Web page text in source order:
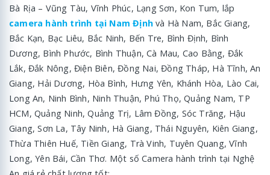
Bà Rịa – Vũng Tàu, Vĩnh Phúc, Lạng Sơn, Kon Tum, lắp
camera hành trình tại Nam Định và Hà Nam, Bắc Giang,
Bắc Kạn, Bạc Liêu, Bắc Ninh, Bến Tre, Bình Định, Bình
Dương, Bình Phước, Bình Thuận, Cà Mau, Cao Bằng, Đắk
Lắk, Đắk Nông, Điện Biên, Đồng Nai, Đồng Tháp, Hà Tĩnh, An
Giang, Hải Dương, Hòa Bình, Hưng Yên, Khánh Hòa, Lào Cai,
Long An, Ninh Bình, Ninh Thuận, Phú Thọ, Quảng Nam, TP
HCM, Quảng Ninh, Quảng Trị, Lâm Đồng, Sóc Trăng, Hậu
Giang, Sơn La, Tây Ninh, Hà Giang, Thái Nguyên, Kiên Giang,
Thừa Thiên Huế, Tiền Giang, Trà Vinh, Tuyên Quang, Vĩnh
Long, Yên Bái, Cần Thơ. Một số Camera hành trình tại Nghệ